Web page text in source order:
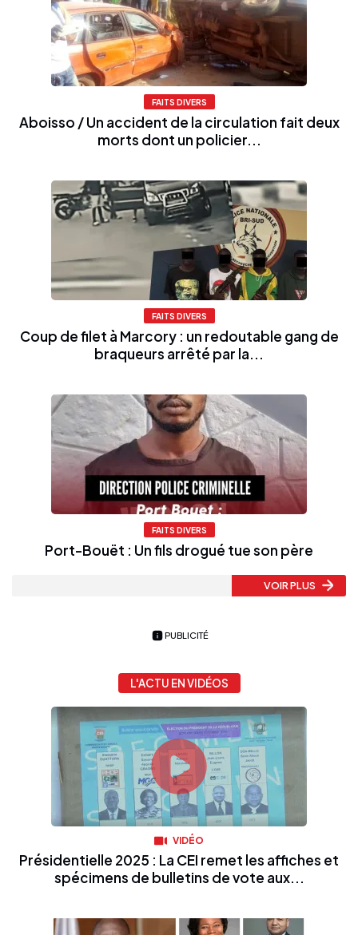
FAITS DIVERS
Aboisso / Un accident de la circulation fait deux
morts dont un policier...
FAITS DIVERS
Coup de filet à Marcory : un redoutable gang de
braqueurs arrêté par la...
FAITS DIVERS
Port-Bouët : Un fils drogué tue son père
VOIR PLUS
PUBLICITÉ
L'ACTU EN VIDÉOS
VIDÉO
Présidentielle 2025 : La CEI remet les affiches et
spécimens de bulletins de vote aux...